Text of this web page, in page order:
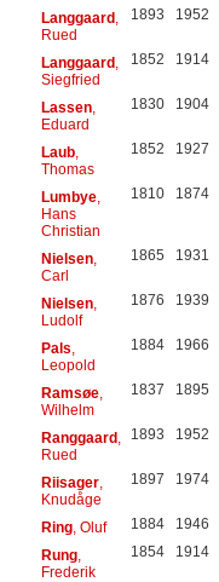
Langgaard,
Rued
1893 1952
Langgaard,
Siegfried
1852 1914
Lassen,
Eduard
1830 1904
Laub,
Thomas
1852 1927
Lumbye,
Hans
Christian
1810 1874
Nielsen,
Carl
1865 1931
Nielsen,
Ludolf
1876 1939
Pals
Leopold
1884 1966
Ramsøe,
Wilhelm
1837 1895
Ranggaard,
Rued
1893 1952
Riisager,
Knudåge
1897 1974
Ring, Oluf 1884 1946
Rung,
Frederik
1854 1914